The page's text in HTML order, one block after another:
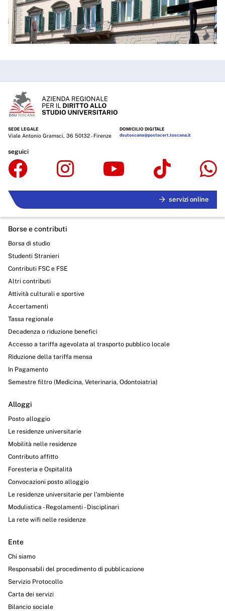
SEDE LEGALE
Viale Antonio Gramsci, 36 50132 - Firenze
DOMICILIO DIGITALE
dsutoscana@postacert.toscana.it
seguici
servizi online
Borse e contributi
Borsa di studio
Studenti Stranieri
Contributi FSC e FSE
Altri contributi
Attività culturali e sportive
Accertamenti
Tassa regionale
Decadenza o riduzione benefici
Accesso a tariffa agevolata al trasporto pubblico locale
Riduzione della tariffa mensa
In Pagamento
Semestre filtro (Medicina, Veterinaria, Odontoiatria)
Alloggi
Posto alloggio
Le residenze universitarie
Mobilità nelle residenze
Contributo affitto
Foresteria e Ospitalità
Convocazioni posto alloggio
Le residenze universitarie per l’ambiente
Modulistica - Regolamenti - Disciplinari
La rete wifi nelle residenze
Ente
Chi siamo
Responsabili del procedimento di pubblicazione
Servizio Protocollo
Carta dei servizi
Bilancio sociale